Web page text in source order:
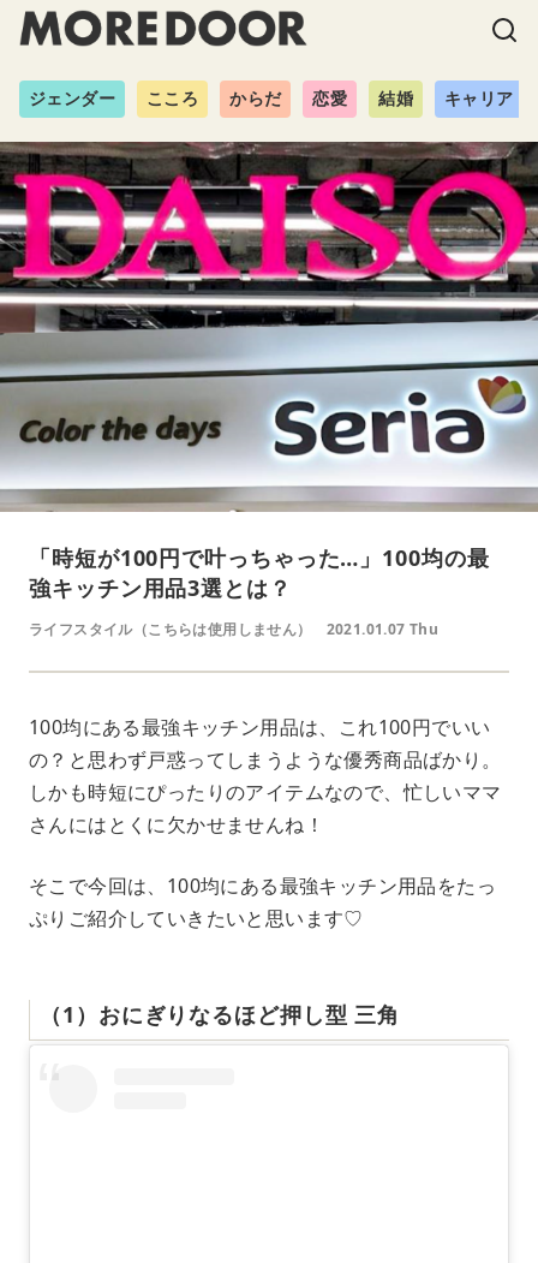
ジェンダー こころ からだ 恋愛 結婚 キャリア
「時短が100円で叶っちゃった…」100均の最
強キッチン用品3選とは？
ライフスタイル（こちらは使用しません） 2021.01.07 Thu
100均にある最強キッチン用品は、これ100円でいい
の？と思わず戸惑ってしまうような優秀商品ばかり。
しかも時短にぴったりのアイテムなので、忙しいママ
さんにはとくに欠かせませんね！
そこで今回は、100均にある最強キッチン用品をたっ
ぷりご紹介していきたいと思います♡
（1）おにぎりなるほど押し型 三角